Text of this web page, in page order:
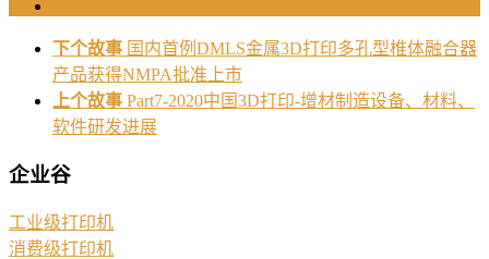
下个故事 国内首例DMLS金属3D打印多孔型椎体融合器
产品获得NMPA批准上市
上个故事 Part7-2020中国3D打印-增材制造设备、材料、
软件研发进展
企业谷
工业级打印机
消费级打印机